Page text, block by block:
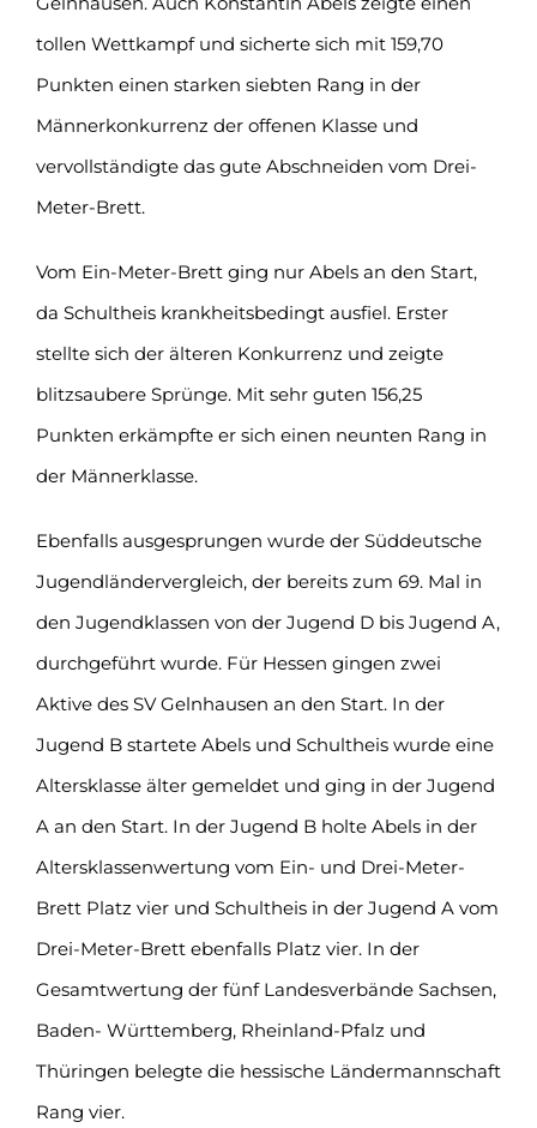
tollen Wettkampf und sicherte sich mit 159,70
Punkten einen starken siebten Rang in der
Männerkonkurrenz der offenen Klasse und
vervollständigte das gute Abschneiden vom Drei-
Meter-Brett.
Vom Ein-Meter-Brett ging nur Abels an den Start,
da Schultheis krankheitsbedingt ausfiel. Erster
stellte sich der älteren Konkurrenz und zeigte
blitzsaubere Sprünge. Mit sehr guten 156,25
Punkten erkämpfte er sich einen neunten Rang in
der Männerklasse.
Ebenfalls ausgesprungen wurde der Süddeutsche
Jugendländervergleich, der bereits zum 69. Mal in
den Jugendklassen von der Jugend D bis Jugend A,
durchgeführt wurde. Für Hessen gingen zwei
Aktive des SV Gelnhausen an den Start. In der
Jugend B startete Abels und Schultheis wurde eine
Altersklasse älter gemeldet und ging in der Jugend
A an den Start. In der Jugend B holte Abels in der
Altersklassenwertung vom Ein- und Drei-Meter-
Brett Platz vier und Schultheis in der Jugend A vom
Drei-Meter-Brett ebenfalls Platz vier. In der
Gesamtwertung der fünf Landesverbände Sachsen,
Baden- Württemberg, Rheinland-Pfalz und
Thüringen belegte die hessische Ländermannschaft
Rang vier.